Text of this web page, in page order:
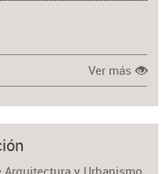
Ver más